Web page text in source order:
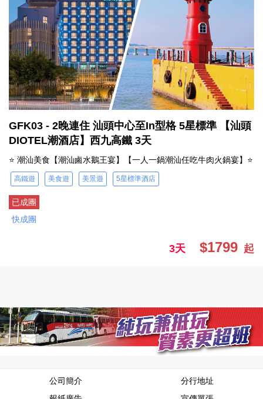
GFK03 - 2晚連住 汕頭中心至In型格 5星標準 【汕頭
DIOTEL潮酒店】西九高鐵 3天
⭐ 潮汕美食【潮汕鹵水鵝王宴】【一人一鍋潮汕任吃牛肉火鍋宴】⭐
高鐵遊 美食遊 美景遊 5星標準酒店
已成團
快成團
3天 $1799 起
公司簡介
分行地址